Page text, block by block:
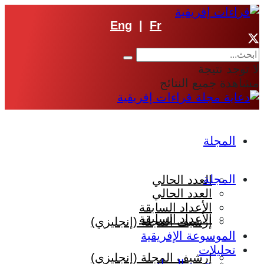
Eng Fr
لا توجد نتيجة
مشاهدة جميع النتائج
المجلة
العدد الحالي
الأعداد السابقة
إرشيف المجلة (إنجليزي)
المجلة
العدد الحالي
الأعداد السابقة
إرشيف المجلة (إنجليزي)
الموسوعة الإفريقية
تحليلات